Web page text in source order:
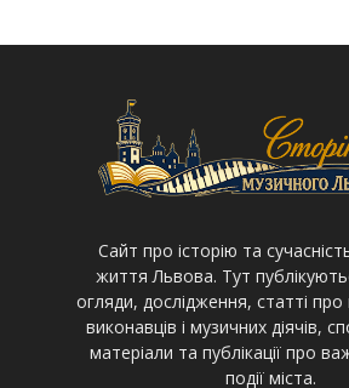
Cайт про історію та
життя Львова. Тут
огляди, дослідження, статті
виконавців і музичних діячів,
матеріали та публікації про
події міста.